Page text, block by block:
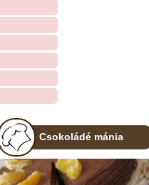
Csokoládé mánia